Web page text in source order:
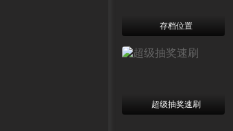
存档位置
超级抽奖速刷